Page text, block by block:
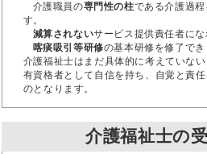
介護職員の専門性の柱である介護過
す。
減算されないサービス提供責任者にな
喀痰吸引等研修の基本研修を修了でき
介護福祉士はまだ具体的に考えていな
有資格者として自信を持ち、自覚と責
のとなります。
介護福祉士の